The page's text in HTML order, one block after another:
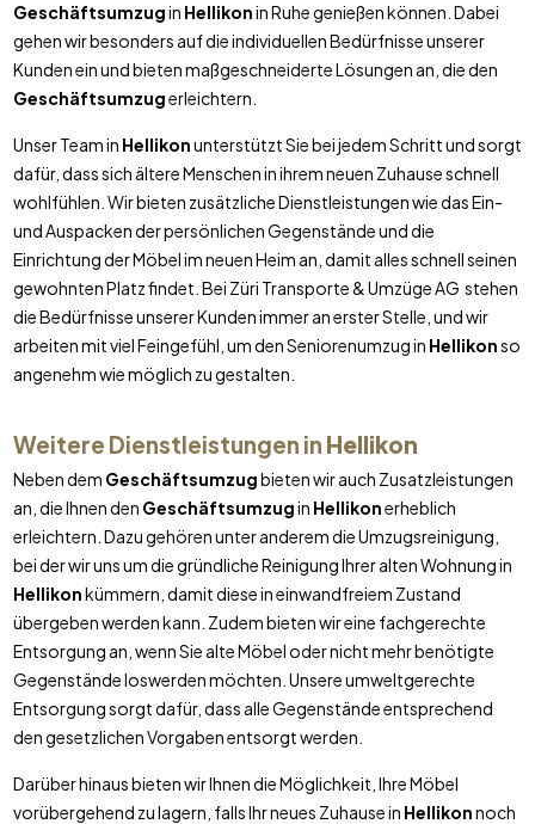
Geschäftsumzugin Hellikonin Ruhe genießen können. Dabei
gehen wir besonders auf die individuellen Bedürfnisse unserer
Kunden ein und bieten maßgeschneiderte Lösungen an, die den
Geschäftsumzugerleichtern.
Unser Team in Hellikonunterstützt Sie bei jedem Schritt und sorgt
dafür, dass sich ältere Menschen in ihrem neuen Zuhause schnell
wohlfühlen. Wir bieten zusätzliche Dienstleistungen wie das Ein-
und Auspacken der persönlichen Gegenstände und die
Einrichtung der Möbel im neuen Heim an, damit alles schnell seinen
gewohnten Platz findet. Bei Züri Transporte & Umzüge AG stehen
die Bedürfnisse unserer Kunden immer an erster Stelle, und wir
arbeiten mit viel Feingefühl, um den Seniorenumzug in Hellikonso
angenehm wie möglich zu gestalten.
Weitere Dienstleistungen in Hellikon
Neben dem Geschäftsumzugbieten wir auch Zusatzleistungen
an, die Ihnen den Geschäftsumzugin Hellikonerheblich
erleichtern. Dazu gehören unter anderem die Umzugsreinigung,
bei der wir uns um die gründliche Reinigung Ihrer alten Wohnung in
Hellikonkümmern, damit diese in einwandfreiem Zustand
übergeben werden kann. Zudem bieten wir eine fachgerechte
Entsorgung an, wenn Sie alte Möbel oder nicht mehr benötigte
Gegenstände loswerden möchten. Unsere umweltgerechte
Entsorgung sorgt dafür, dass alle Gegenstände entsprechend
den gesetzlichen Vorgaben entsorgt werden.
Darüber hinaus bieten wir Ihnen die Möglichkeit, Ihre Möbel
vorübergehend zu lagern, falls Ihr neues Zuhause in Hellikonnoch